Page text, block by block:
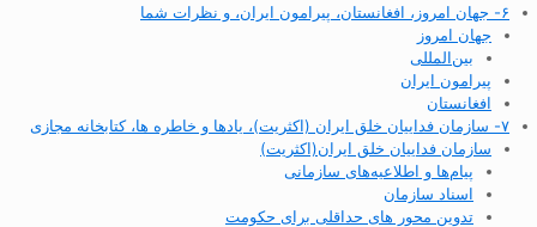
۶- جهان امروز، افغانستان، پیرامون ایران، و نظرات شما
جهان امروز
بین‌المللی
پیرامون ایران
افغانستان
۷- سازمان فداییان خلق ایران (اکثریت)، یادها و خاطره ها، کتابخانه مجازی
سازمان فداییان خلق ایران(اکثریت)
پیام‌ها و اطلاعیه‌های سازمانی
اسناد سازمان
تدوین محور های حداقلی برای حکومت